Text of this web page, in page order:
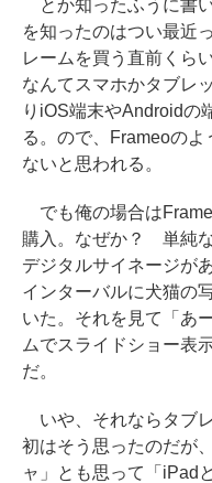
とか知ったふうに書
を知ったのはつい最近
レームを買う直前くら
なんてスマホかタブレ
りiOS端末やAndroidの
る。ので、Frameoの
ないと思われる。
でも俺の場合は
購入。なぜか？ 単純
デジタルサイネージが
インターバルに犬猫の
いた。それを見て「あ
ムでスライドショー表
だ。
いや、それならタブ
初はそう思ったのだが
ャ」とも思って「iPad